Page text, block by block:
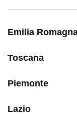
Emilia
Toscana
Piemonte
Lazio